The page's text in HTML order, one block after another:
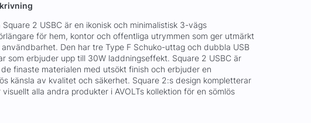
Square 2 USBC är en ikonisk och minimalistisk 3-vägs
för hem, kontor och offentliga utrymmen som ger utmärkt
Den har tre Type F Schuko-uttag och dubbla USB
som erbjuder upp till 30W laddningseffekt. Square 2 USBC är
finaste materialen med utsökt finish och erbjuder en
känsla av kvalitet och säkerhet. Square 2:s design kompletterar
alla andra produkter i AVOLTs kollektion för en sömlös